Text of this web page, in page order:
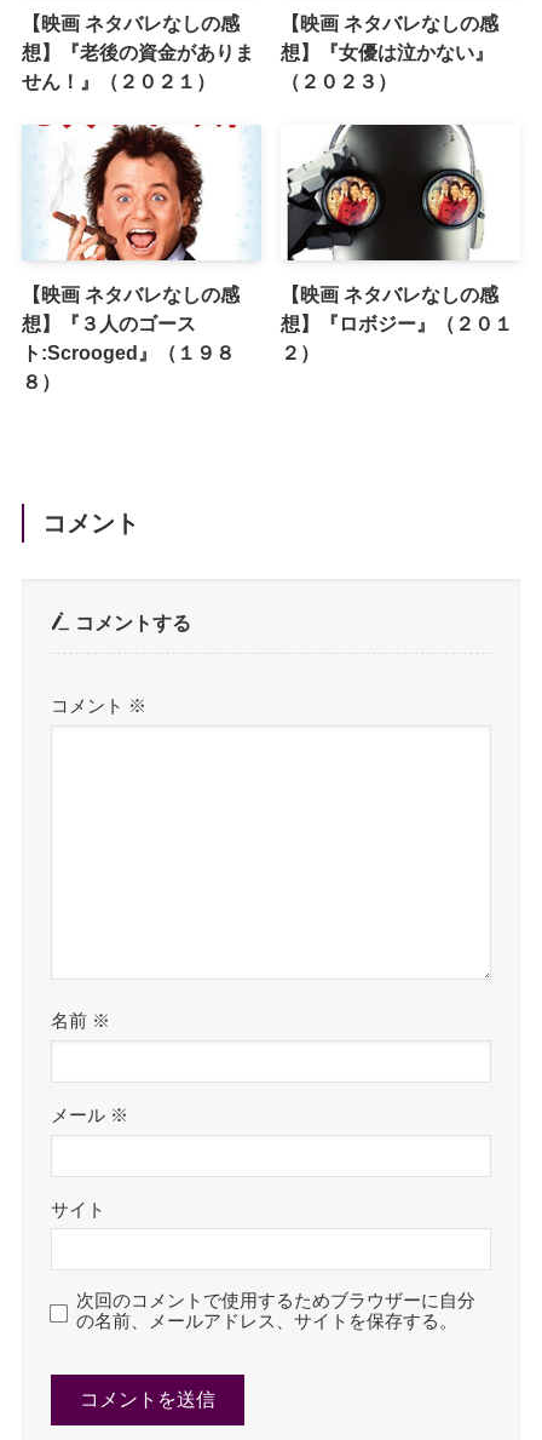
【映画 ネタバレなしの感
想】『老後の資金がありま
せん！』（２０２１）
【映画 ネタバレなしの感
想】『女優は泣かない』
（２０２３）
【映画 ネタバレなしの感
想】『３人のゴース
ト:Scrooged』（１９８
８）
【映画 ネタバレなしの感
想】『ロボジー』（２０１
２）
コメント
コメントする
コメント ※
名前 ※
メール ※
サイト
次回のコメントで使用するためブラウザーに自分
の名前、メールアドレス、サイトを保存する。